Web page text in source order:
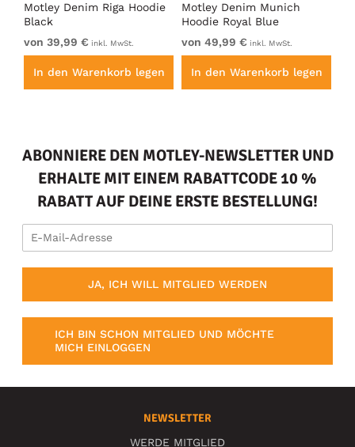
Motley Denim Riga Hoodie
Black
von 39,99 € inkl. MwSt.
In den Warenkorb legen
Motley Denim Munich
Hoodie Royal Blue
von 49,99 € inkl. MwSt.
In den Warenkorb legen
ABONNIERE DEN MOTLEY-NEWSLETTER UND
ERHALTE MIT EINEM RABATTCODE 10 %
RABATT AUF DEINE ERSTE BESTELLUNG!
JA, ICH WILL MITGLIED WERDEN
ICH BIN SCHON MITGLIED UND MÖCHTE
MICH EINLOGGEN
NEWSLETTER
WERDE MITGLIED